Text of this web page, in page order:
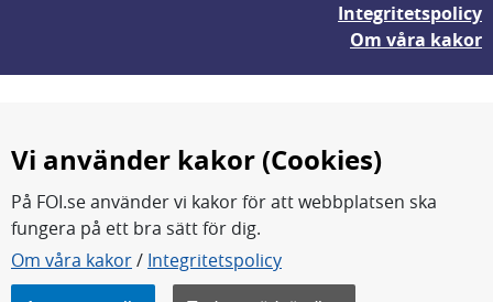
Integritetspolicy
Om våra kakor
FOI forskar för en säkrare värld.
FOI:s kärnverksamhet är forskning, metod- och
Vi använder kakor (Cookies)
På FOI.se använder vi kakor för att webbplatsen ska
fungera på ett bra sätt för dig.
Om våra kakor/ Integritetspolicy